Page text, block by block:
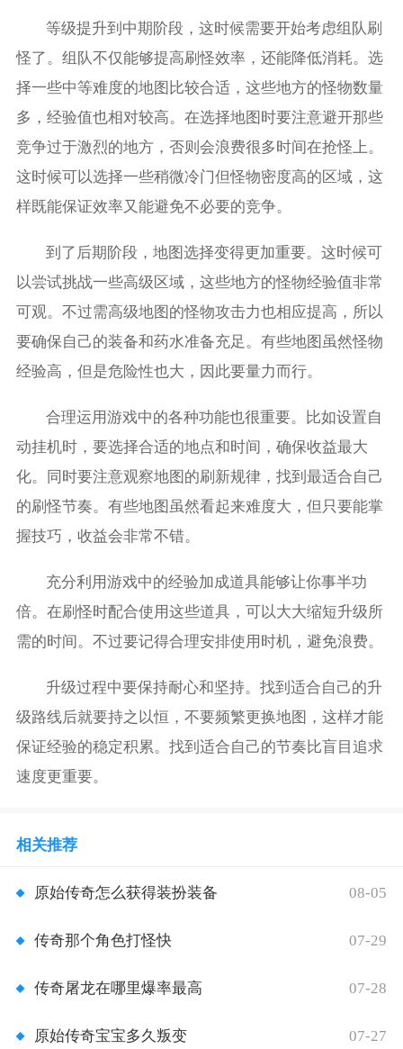
等级提升到中期阶段，这时候需要开始考虑组队刷
怪了。组队不仅能够提高刷怪效率，还能降低消耗。选
择一些中等难度的地图比较合适，这些地方的怪物数量
多，经验值也相对较高。在选择地图时要注意避开那些
竞争过于激烈的地方，否则会浪费很多时间在抢怪上。
这时候可以选择一些稍微冷门但怪物密度高的区域，这
样既能保证效率又能避免不必要的竞争。
到了后期阶段，地图选择变得更加重要。这时候可
以尝试挑战一些高级区域，这些地方的怪物经验值非常
可观。不过需高级地图的怪物攻击力也相应提高，所以
要确保自己的装备和药水准备充足。有些地图虽然怪物
经验高，但是危险性也大，因此要量力而行。
合理运用游戏中的各种功能也很重要。比如设置自
动挂机时，要选择合适的地点和时间，确保收益最大
化。同时要注意观察地图的刷新规律，找到最适合自己
的刷怪节奏。有些地图虽然看起来难度大，但只要能掌
握技巧，收益会非常不错。
充分利用游戏中的经验加成道具能够让你事半功
倍。在刷怪时配合使用这些道具，可以大大缩短升级所
需的时间。不过要记得合理安排使用时机，避免浪费。
升级过程中要保持耐心和坚持。找到适合自己的升
级路线后就要持之以恒，不要频繁更换地图，这样才能
保证经验的稳定积累。找到适合自己的节奏比盲目追求
速度更重要。
相关推荐
原始传奇怎么获得装扮装备 08-05
传奇那个角色打怪快 07-29
传奇屠龙在哪里爆率最高 07-28
原始传奇宝宝多久叛变 07-27